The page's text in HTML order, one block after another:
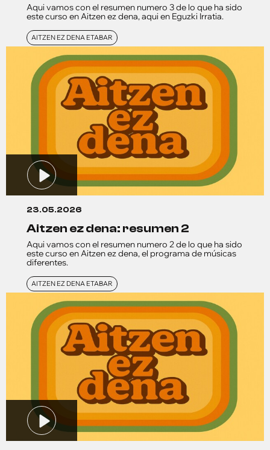
Aqui vamos con el resumen numero 3 de lo que ha sido
este curso en Aitzen ez dena, aqui en Eguzki Irratia.
AITZEN EZ DENA ETABAR
23.05.2026
aitzen ez dena: resumen 2
Aqui vamos con el resumen numero 2 de lo que ha sido
este curso en Aitzen ez dena, el programa de músicas
diferentes.
AITZEN EZ DENA ETABAR